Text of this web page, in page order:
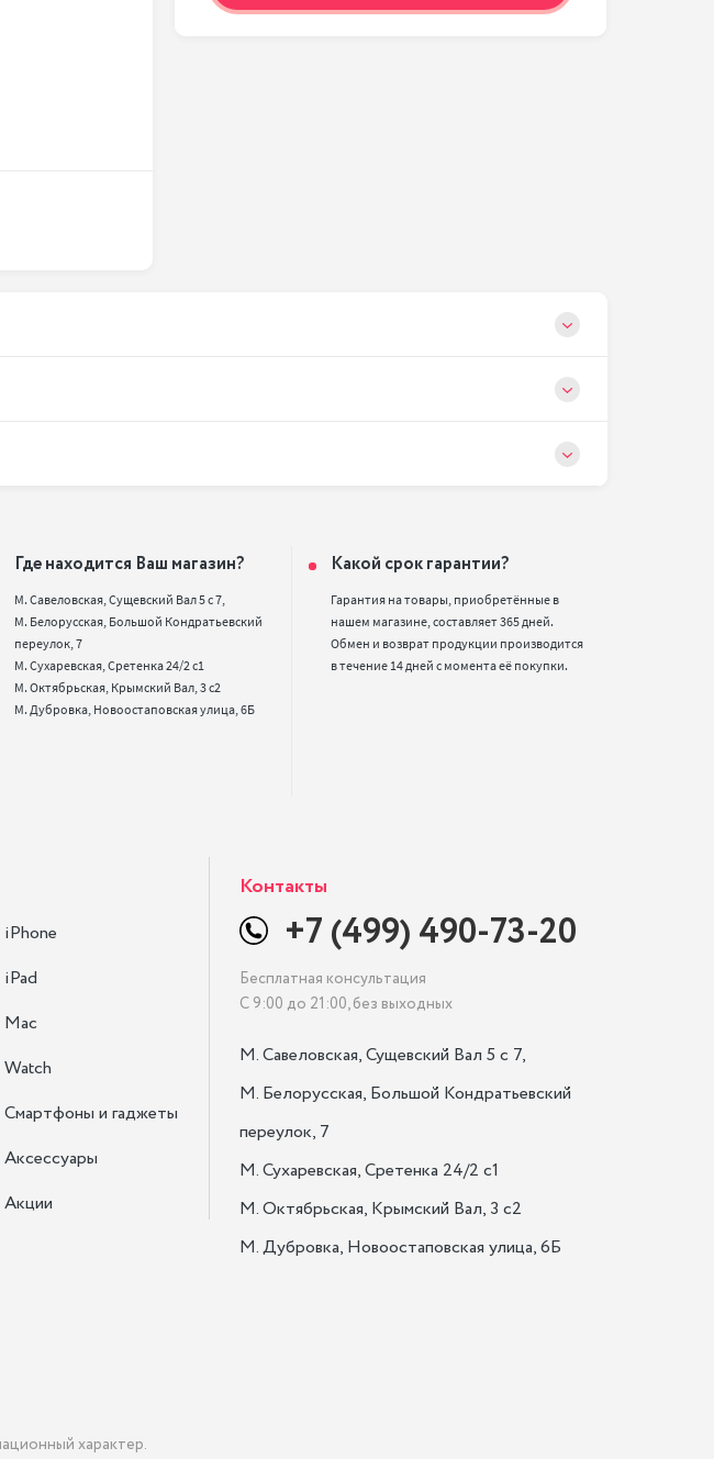
Где находится Ваш магазин?
М. Савеловская, Сущевский Вал 5 с 7,
М. Белорусская, Большой Кондратьевский
переулок, 7
М. Сухаревская, Сретенка 24/2 с1
М. Октябрьская, Крымский Вал, 3 с2
Какой срок гарантии?
Гарантия на товары, приобретённые в
нашем магазине, составляет 365 дней.
Обмен и возврат продукции производится
в течение 14 дней с момента её покупки.
iPhone
iPad
Mac
Watch
Смартфоны и гаджеты
Аксессуары
Акции
Контакты
+7 (499) 490-73-20
Бесплатная консультация
С 9:00 до 21:00, без выходных
М. Савеловская, Сущевский Вал 5 с 7,
М. Белорусская, Большой Кондратьевский
переулок, 7
М. Сухаревская, Сретенка 24/2 с1
М. Октябрьская, Крымский Вал, 3 с2
М. Дубровка, Новоостаповская улица, 6Б
характер.